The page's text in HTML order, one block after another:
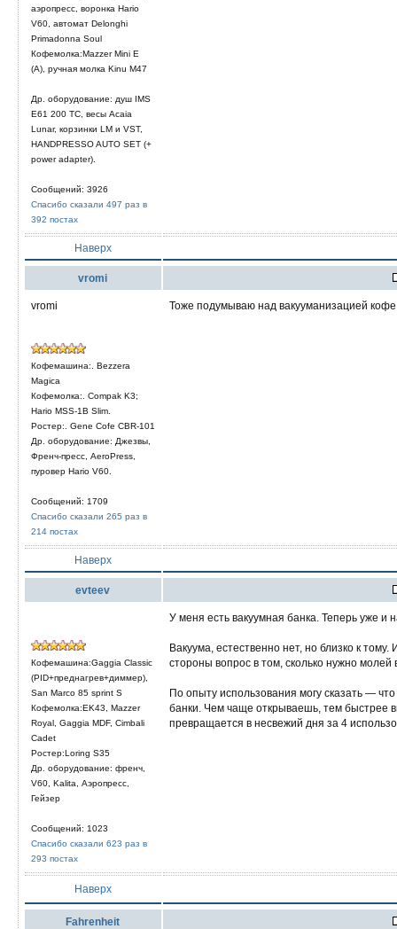
аэропресс, воронка Hario
V60, автомат Delonghi
Primadonna Soul
Кофемолка:Mazzer Mini E
(A), ручная молка Kinu M47
Др. оборудование: душ IMS
E61 200 TC, весы Acaia
Lunar, корзинки LM и VST,
HANDPRESSO AUTO SET (+
power adapter).
Сообщений: 3926
Спасибо сказали 497 раз в
392 постах
Наверх
vromi
vromi
Кофемашина:. Bezzera
Magica
Кофемолка:. Compak K3;
Hario MSS-1B Slim.
Ростер:. Gene Cofe CBR-101
Др. оборудование: Джезвы,
Френч-пресс, AeroPress,
пуровер Hario V60.
Сообщений: 1709
Спасибо сказали 265 раз в
214 постах
Тоже подумываю над вакууманизацией
Наверх
evteev
Кофемашина:Gaggia Classic
(PID+преднагрев+диммер),
San Marco 85 sprint S
Кофемолка:EK43, Mazzer
Royal, Gaggia MDF, Cimbali
Cadet
Ростер:Loring S35
Др. оборудование: френч,
V60, Kalita, Аэропресс,
Гейзер
Сообщений: 1023
Спасибо сказали 623 раз в
293 постах
У меня есть вакуумная банка. Теперь уже и
Вакуума, естественно нет, но близко к
стороны вопрос в том, сколько нужно
По опыту использования могу сказать —
банки. Чем чаще открываешь, тем быстрее
превращается в несвежий дня за 4
Наверх
Fahrenheit